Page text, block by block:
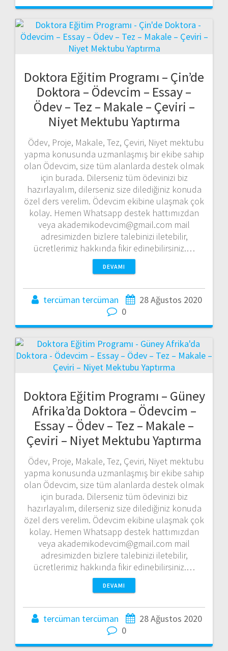
Doktora Eğitim Programı – Çin’de
Doktora – Ödevcim – Essay –
Ödev – Tez – Makale – Çeviri –
Niyet Mektubu Yaptırma
Ödev, Proje, Makale, Tez, Çeviri, Niyet mektubu
yapma konusunda uzmanlaşmış bir ekibe sahip
olan Ödevcim, size tüm alanlarda destek olmak
için burada. Dilerseniz tüm ödevinizi biz
hazırlayalım, dilerseniz size dilediğiniz konuda
özel ders verelim. Ödevcim ekibine ulaşmak çok
kolay. Hemen Whatsapp destek hattımızdan
veya akademikodevcim@gmail.com mail
adresimizden bizlere talebinizi iletebilir,
ücretlerimiz hakkında fikir edinebilirsiniz.…
DEVAMI
tercüman tercüman
28 Ağustos 2020
0
Doktora Eğitim Programı – Güney
Afrika’da Doktora – Ödevcim –
Essay – Ödev – Tez – Makale –
Çeviri – Niyet Mektubu Yaptırma
Ödev, Proje, Makale, Tez, Çeviri, Niyet mektubu
yapma konusunda uzmanlaşmış bir ekibe sahip
olan Ödevcim, size tüm alanlarda destek olmak
için burada. Dilerseniz tüm ödevinizi biz
hazırlayalım, dilerseniz size dilediğiniz konuda
özel ders verelim. Ödevcim ekibine ulaşmak çok
kolay. Hemen Whatsapp destek hattımızdan
veya akademikodevcim@gmail.com mail
adresimizden bizlere talebinizi iletebilir,
ücretlerimiz hakkında fikir edinebilirsiniz.…
DEVAMI
tercüman tercüman
28 Ağustos 2020
0